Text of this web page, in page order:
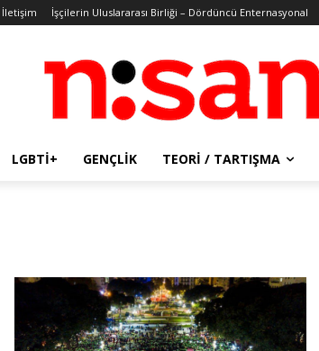
İletişim İşçilerin Uluslararası Birliği – Dördüncü Enternasyonal
LGBTİ+ GENÇLIK TEORI / TARTIŞMA